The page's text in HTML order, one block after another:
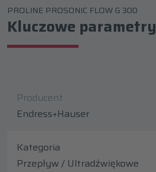
PROLINE PROSONIC FLOW G 300
Kluczowe parametry
Producent
Endress+Hauser
Kategoria
Przepływ / Ultradźwiękowe